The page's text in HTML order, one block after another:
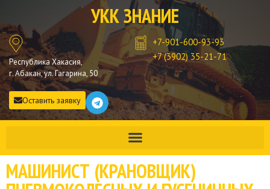
УКК ЗНАНИЕ
Республика Хакасия,
г. Абакан, ул. Гагарина, 50
+7-901-600-93-93
+7 (3902) 35-21-71
Оставить заявку
МАШИНИСТ (КРАНОВЩИК)